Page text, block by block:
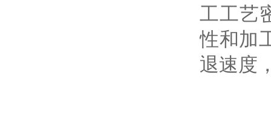
工工艺
性和加
退速度